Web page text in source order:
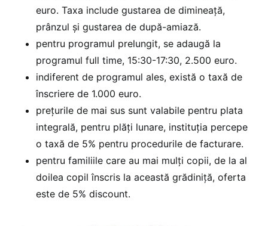
euro. Taxa include gustarea de dimineață,
prânzul și gustarea de după-amiază.
pentru programul prelungit, se adaugă la
programul full time, 15:30-17:30, 2.500 euro.
indiferent de programul ales, există o taxă de
înscriere de 1.000 euro.
prețurile de mai sus sunt valabile pentru plata
integrală, pentru plăți lunare, instituția percepe
o taxă de 5% pentru procedurile de facturare.
pentru familiile care au mai mulți copii, de la al
doilea copil înscris la această grădiniță, oferta
este de 5% discount.